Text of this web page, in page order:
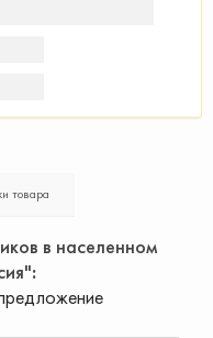
товара
в населенном